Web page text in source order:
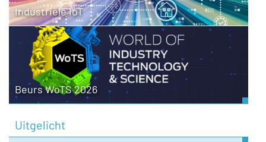
Industriële IoT
Beurs WoTS 2026
Uitgelicht